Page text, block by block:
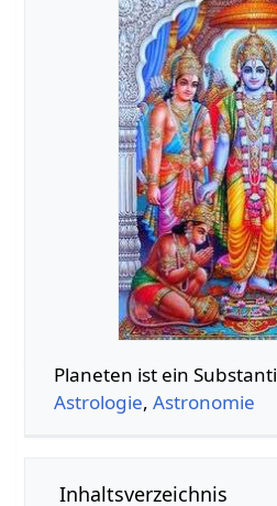
Planeten‏‎ ist ein
Astrologie, Astronomie
Inhaltsverzeichnis